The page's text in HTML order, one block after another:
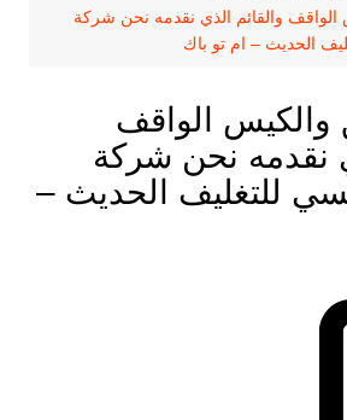
والقائم الذي نقدمه نحن شركة
الحديث – ام تو باك
والكيس الواقف
نقدمه نحن شركة
للتغليف الحديث –